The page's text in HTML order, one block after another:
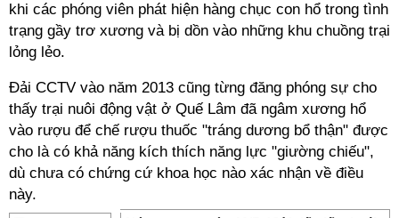
khi các phóng viên phát hiện hàng chục con hổ trong tình
trạng gầy trơ xương và bị dồn vào những khu chuồng trại
lỏng lẻo.
Đải CCTV vào năm 2013 cũng từng đăng phóng sự cho
thấy trại nuôi động vật ở Quế Lâm đã ngâm xương hổ
vào rượu để chế rượu thuốc "tráng dương bổ thận" được
cho là có khả năng kích thích năng lực "giường chiếu",
dù chưa có chứng cứ khoa học nào xác nhận về điều
này.